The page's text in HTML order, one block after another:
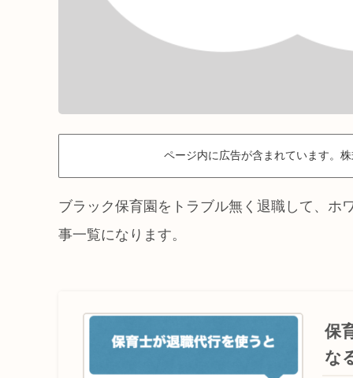
ページ内に広告が含まれています。
ブラック保育園をトラブル無く退職して、ホ
事一覧になります。
保
な